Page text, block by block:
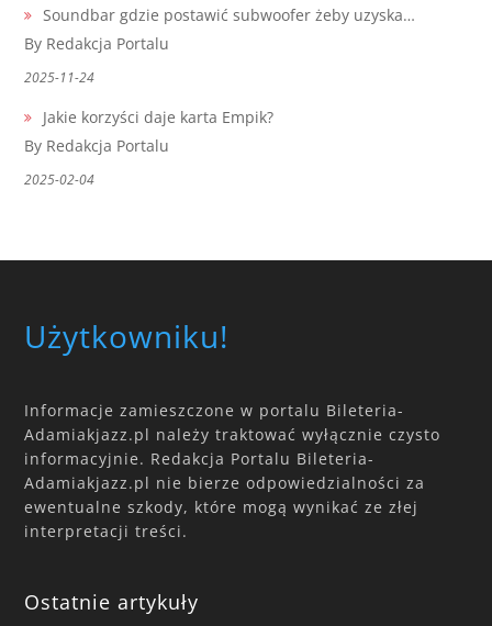
Soundbar gdzie postawić subwoofer żeby uzyska…
By Redakcja Portalu
2025-11-24
Jakie korzyści daje karta Empik?
By Redakcja Portalu
2025-02-04
Użytkowniku!
Informacje zamieszczone w portalu Bileteria-
Adamiakjazz.pl należy traktować wyłącznie czysto
informacyjnie. Redakcja Portalu Bileteria-
Adamiakjazz.pl nie bierze odpowiedzialności za
ewentualne szkody, które mogą wynikać ze złej
interpretacji treści.
Ostatnie artykuły